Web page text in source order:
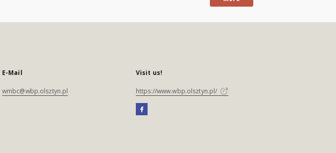
E-Mail
wmbc@wbp.olsztyn.pl
Visit us!
https://www.wbp.olsztyn.pl/